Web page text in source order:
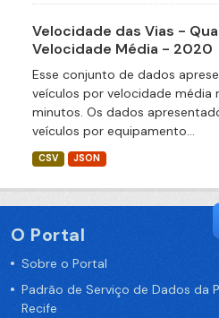
Velocidade das Vias -
Velocidade Média - 2020
Esse conjunto de dados
veículos por velocidade média
minutos. Os dados
veículos por equipamento...
CSV JSON
O Portal
Sobre o Portal
Padrão de Serviço de Dados da
Recife